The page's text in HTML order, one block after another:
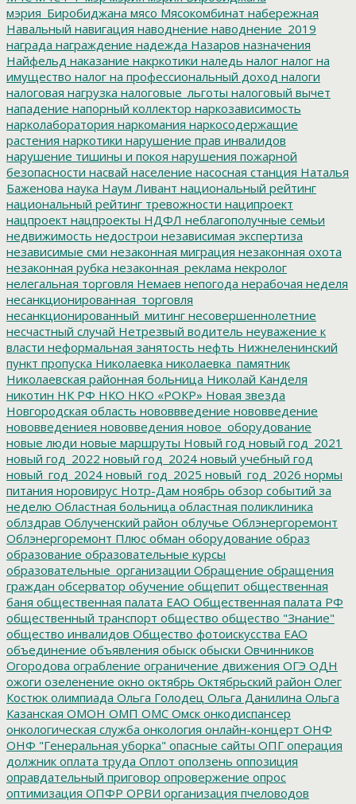
мэрия_Биробиджана мясо Мясокомбинат набережная
Навальный навигация наводнение наводнение_2019
награда награждение надежда Назаров назначения
Найфельд наказание накркотики наледь налог налог на
имущество налог на профессиональный доход налоги
налоговая нагрузка налоговые_льготы налоговый вычет
нападение напорный коллектор наркозависимость
нарколаборатория наркомания наркосодержащие
растения наркотики нарушение прав инвалидов
нарушение тишины и покоя нарушения пожарной
безопасности насвай население насосная станция Наталья
Баженова наука Наум Ливант национальный рейтинг
национальный рейтинг тревожности наципроект
нацпроект нацпроекты НДФЛ неблагополучные семьи
недвижимость недострои независимая экспертиза
независимые сми незаконная миграция незаконная охота
незаконная рубка незаконная_реклама некролог
нелегальная торговля Немаев непогода нерабочая неделя
несанкционированная_торговля
несанкционированный_митинг несовершеннолетние
несчастный случай Нетрезвый водитель неуважение к
власти неформальная занятость нефть Нижнеленинский
пункт пропуска Николаевка николаевка_памятник
Николаевская районная больница Николай Канделя
никотин НК РФ НКО НКО «РОКР» Новая звезда
Новгородская область нововвведение нововведение
нововведениея нововведения новое_оборудование
новые люди новые маршруты Новый год новый год_2021
новый год_2022 новый год_2024 новый учебный год
новый_год_2024 новый_год_2025 новый_год_2026 нормы
питания норовирус Нотр-Дам ноябрь обзор событий за
неделю Областная больница областная поликлиника
облздрав Облученский район облучье Облэнергоремонт
Облэнергоремонт Плюс обман оборудование образ
образование образовательные курсы
образовательные_организации Обращение обращения
граждан обсерватор обучение общепит общественная
баня общественная палата ЕАО Общественная палата РФ
общественный транспорт общество общество "Знание"
общество инвалидов Общество фотоискусства ЕАО
объединение объявления обыск обыски Овчинников
Огородова ограбление ограничение движения ОГЭ ОДН
ожоги озеленение окно октябрь Октябрьский район Олег
Костюк олимпиада Ольга Голодец Ольга Данилина Ольга
Казанская ОМОН ОМП ОМС Омск онкодиспансер
онкологическая служба онкология онлайн-концерт ОНФ
ОНФ "Генеральная уборка" опасные сайты ОПГ операция
должник оплата труда Оплот оползень оппозиция
оправдательный приговор опровержение опрос
оптимизация ОПФР ОРВИ организация пчеловодов